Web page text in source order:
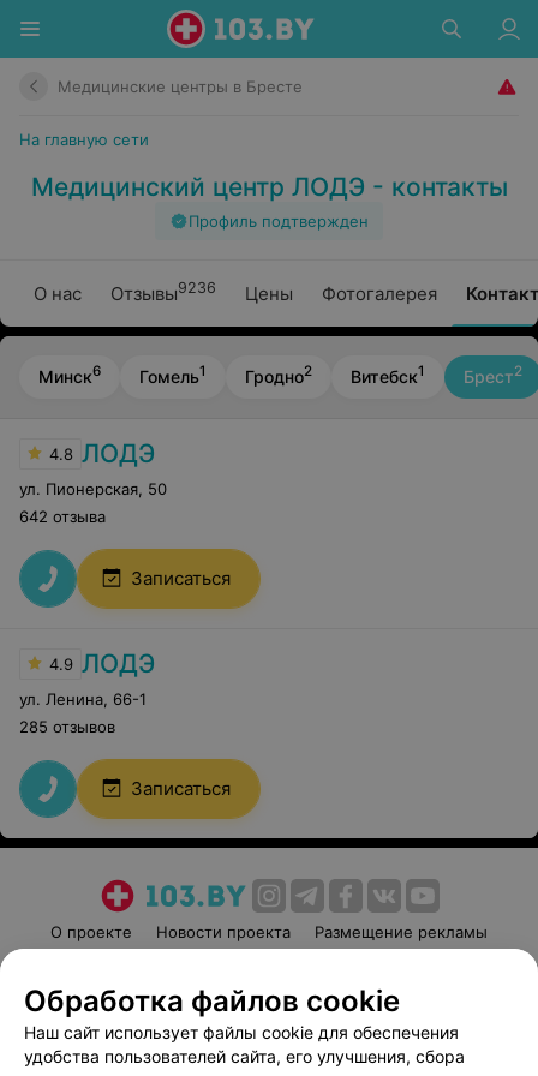
Медицинские центры в Бресте
На главную сети
Медицинский центр ЛОДЭ - контакты
Профиль подтвержден
О нас Отзывы9236 Цены Фотогалерея
Минск6 Гомель1 Гродно2 Витебск1 Брест2
4.8 ЛОДЭ
ул. Пионерская 50
642 отзыва
Записаться
4.9 ЛОДЭ
ул. Ленина 66-1
285 отзывов
Записаться
О проекте Новости проекта
Размещение рекламы
Пользовательское соглашение
Способы оплаты
Вакансии
Партнеры
Написать руководителю 103.by
Обработка файлов cookie
Наш сайт использует файлы cookie для обеспечения
удобства пользователей сайта, его улучшения, сбора